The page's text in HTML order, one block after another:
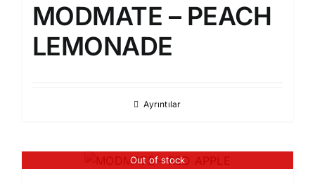
MODMATE – PEACH
LEMONADE
Ayrıntılar
Out of stock